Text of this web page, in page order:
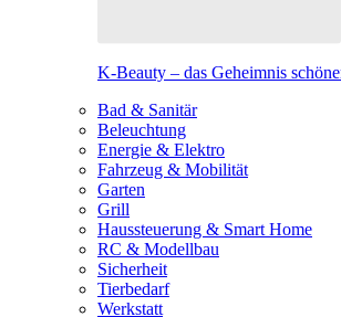
K-Beauty – das Geheimnis
Bad & Sanitär
Beleuchtung
Energie & Elektro
Fahrzeug & Mobilität
Garten
Grill
Haussteuerung & Smart Home
RC & Modellbau
Sicherheit
Tierbedarf
Werkstatt